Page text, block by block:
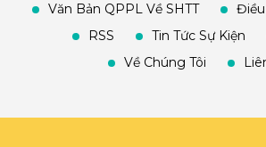
Văn Bản QPPL Về SHTT
RSS
Tin Tức Sự Kiện
Về Chúng Tôi